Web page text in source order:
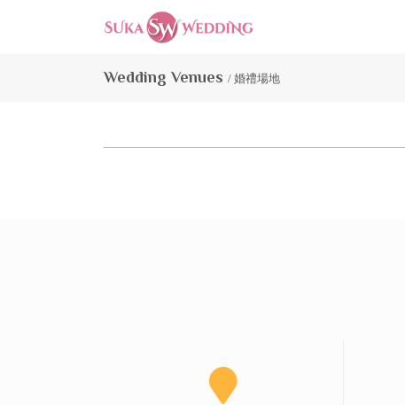
Wedding Venues / 婚禮場地